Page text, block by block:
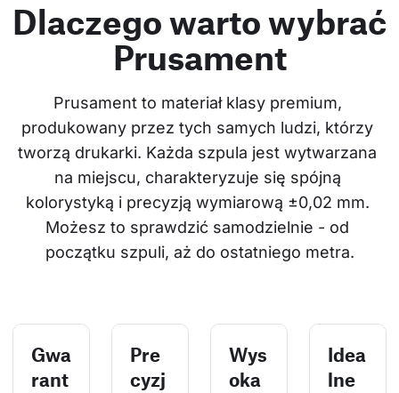
Dlaczego warto wybrać
Prusament
Prusament to materiał klasy premium,
produkowany przez tych samych ludzi, którzy
tworzą drukarki. Każda szpula jest wytwarzana
na miejscu, charakteryzuje się spójną
kolorystyką i precyzją wymiarową ±0,02 mm.
Możesz to sprawdzić samodzielnie - od
początku szpuli, aż do ostatniego metra.
Gwa
rant
Pre
cyzj
Wys
oka
Idea
lne